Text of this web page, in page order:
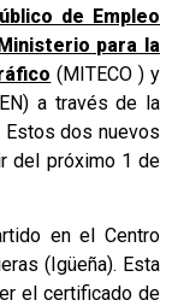
de Empleo
para la
(MITECO ) y
a través de la
dos nuevos
del próximo 1 de
en el Centro
(Igüeña). Esta
el certificado de